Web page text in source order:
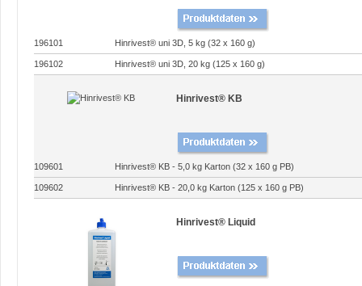
196101 Hinrivest® uni 3D, 5 kg (32 x 160 g)
196102 Hinrivest® uni 3D, 20 kg (125 x 160 g)
Hinrivest® KB
109601 Hinrivest® KB - 5,0 kg Karton (32 x 160 g PB)
109602 Hinrivest® KB - 20,0 kg Karton (125 x 160 g PB)
Hinrivest® Liquid